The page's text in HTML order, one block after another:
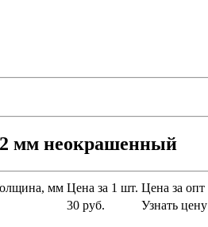
мм неокрашенный
мм Цена за 1 шт. Цена за опт
30 руб. Узнать цену